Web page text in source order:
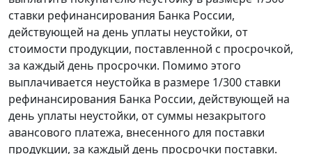
ставки рефинансирования Банка России,
действующей на день уплаты неустойки, от
стоимости продукции, поставленной с просрочкой,
за каждый день просрочки. Помимо этого
выплачивается неустойка в размере 1/300 ставки
рефинансирования Банка России, действующей на
день уплаты неустойки, от суммы незакрытого
авансового платежа, внесенного для поставки
продукции, за каждый день просрочки поставки.